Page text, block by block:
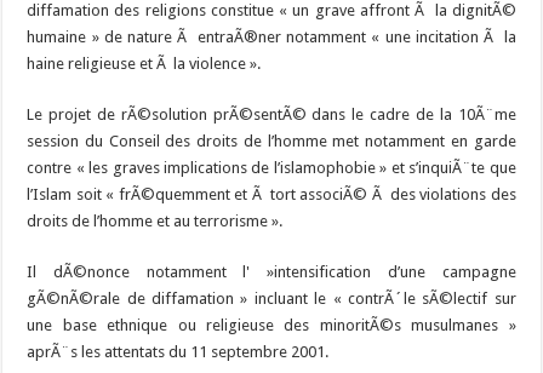
diffamation des religions constitue « un grave affront Ã la dignitÃ©
humaine » de nature Ã entraÃ®ner notamment « une incitation Ã la
haine religieuse et Ã la violence ».
Le projet de rÃ©solution prÃ©sentÃ© dans le cadre de la 10Ã¨me
session du Conseil des droits de l’homme met notamment en garde
contre « les graves implications de l’islamophobie » et s’inquiÃ¨te que
l’Islam soit « frÃ©quemment et Ã tort associÃ© Ã des violations des
droits de l’homme et au terrorisme ».
Il dÃ©nonce notamment l' »intensification d’une campagne
gÃ©nÃ©rale de diffamation » incluant le « contrÃ´le sÃ©lectif sur
une base ethnique ou religieuse des minoritÃ©s musulmanes »
aprÃ¨s les attentats du 11 septembre 2001.